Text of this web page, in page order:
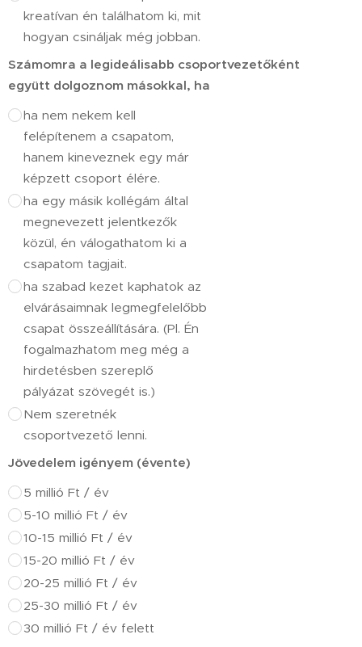
kreatívan én találhatom ki, mit
hogyan csináljak még jobban.
Számomra a legideálisabb csoportvezetőként
együtt dolgoznom másokkal, ha
ha nem nekem kell
felépítenem a csapatom,
hanem kineveznek egy már
képzett csoport élére.
ha egy másik kollégám által
megnevezett jelentkezők
közül, én válogathatom ki a
csapatom tagjait.
ha szabad kezet kaphatok az
elvárásaimnak legmegfelelőbb
csapat összeállítására. (Pl. Én
fogalmazhatom meg még a
hirdetésben szereplő
pályázat szövegét is.)
Nem szeretnék
csoportvezető lenni.
Jövedelem igényem (évente)
5 millió Ft / év
5-10 millió Ft / év
10-15 millió Ft / év
15-20 millió Ft / év
20-25 millió Ft / év
25-30 millió Ft / év
30 millió Ft / év felett